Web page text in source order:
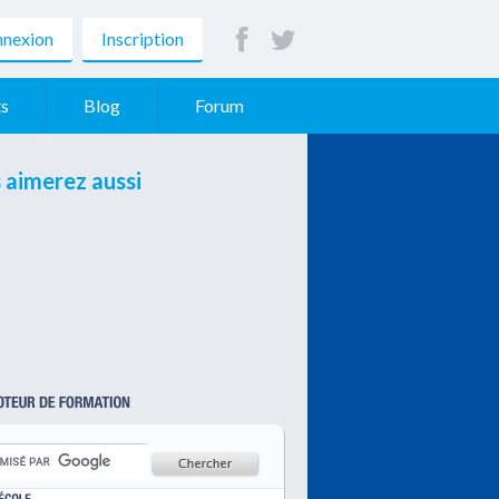
Inscription
Blog Forum
aimerez aussi